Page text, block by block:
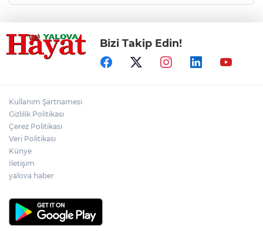
Bizi Takip Edin!
Kullanım Şartnamesi
Gizlilik Politikası
Çerez Politikası
Veri Politikası
Künye
İletişim
yalova haber